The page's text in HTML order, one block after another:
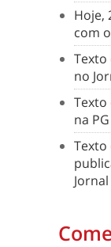
Hoje,
com
Texto
no
Texto
na
Texto